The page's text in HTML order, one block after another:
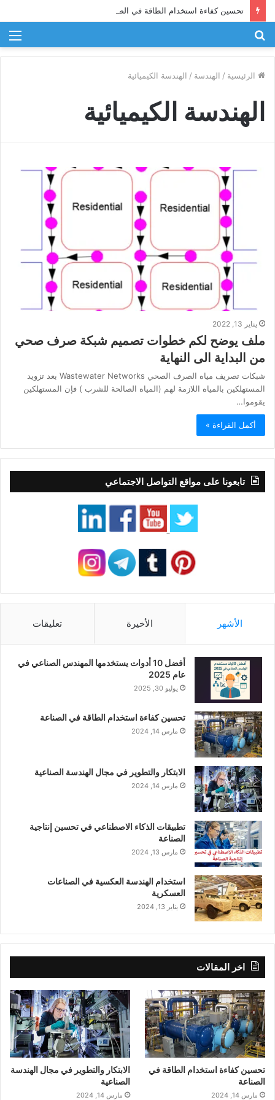
تحسين كفاءة استخدام الطاقة في الصناعة
الرئيسية / الهندسة / الهندسة الكيميائية
الهندسة الكيميائية
يناير 13, 2022
ملف يوضح لكم خطوات تصميم شبكة صرف صحي
من البداية الى النهاية
شبكات تصريف مياه الصرف الصحي Wastewater Networks بعد تزويد
المستهلكين بالمياه اللازمة لهم (المياه الصالحة للشرب ) فإن المستهلكين
يقوموا…
أكمل القراءة »
تابعونا على مواقع التواصل الاجتماعي
الأشهر الأخيرة تعليقات
أفضل 10 أدوات يستخدمها المهندس الصناعي في
عام 2025
يوليو 30, 2025
تحسين كفاءة استخدام الطاقة في الصناعة
مارس 14, 2024
الابتكار والتطوير في مجال الهندسة الصناعية
مارس 14, 2024
تطبيقات الذكاء الاصطناعي في تحسين إنتاجية
الصناعة
مارس 13, 2024
استخدام الهندسة العكسية في الصناعات
العسكرية
يناير 13, 2024
اخر المقالات
تحسين كفاءة استخدام الطاقة في
الصناعة
مارس 14, 2024
الابتكار والتطوير في مجال الهندسة
الصناعية
مارس 14, 2024